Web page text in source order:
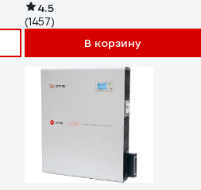
4.5
(1457)
В корзину